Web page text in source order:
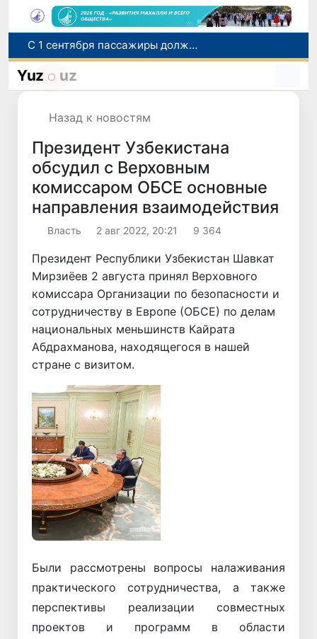
С 1 сентября пассажиры должны будут оплачивать проезд сразу при посадке в автобус
В Сурхандарье пресечена деятельность подпольной группы, планировавшей теракты и выезд в Сирию
Yuz uz
Назад к новостям
Президент Узбекистана
обсудил с Верховным
комиссаром ОБСЕ основные
направления взаимодействия
Власть 2 авг 2022, 20:21 9 364
Президент Республики Узбекистан Шавкат
Мирзиёев 2 августа принял Верховного
комиссара Организации по безопасности и
сотрудничеству в Европе (ОБСЕ) по делам
национальных меньшинств Кайрата
Абдрахманова, находящегося в нашей
стране с визитом.
Назад
Были рассмотрены вопросы налаживания
практического сотрудничества, а также
перспективы реализации совместных
проектов и программ в области